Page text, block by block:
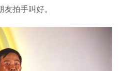
拍手叫好。